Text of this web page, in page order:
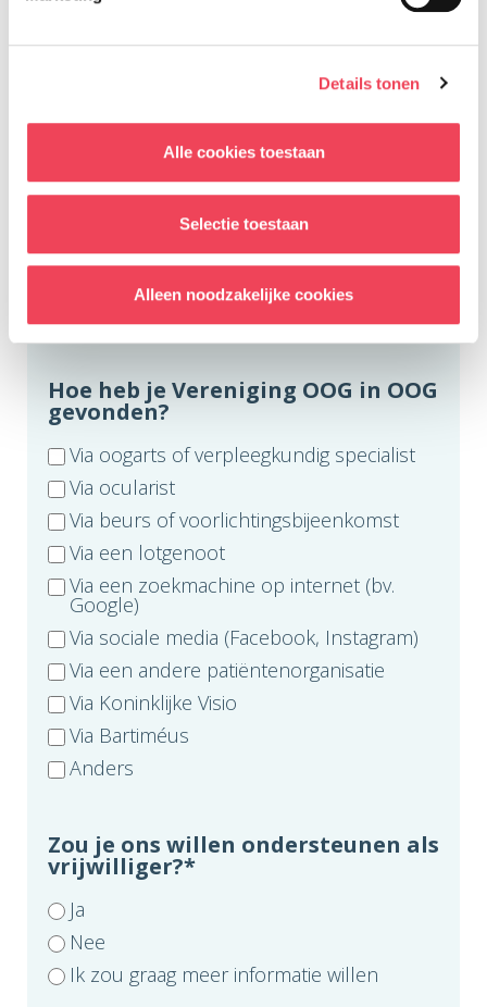
Details tonen
Alle cookies toestaan
Selectie toestaan
Alleen noodzakelijke cookies
Wil je de maandelijkse
Hoe wil je ons magazine
ontvangen?*
Hoe heb je Vereniging OOG in OOG
gevonden?
Via oogarts of verpleegkundig specialist
Via ocularist
Via beurs of voorlichtingsbijeenkomst
Via een lotgenoot
Via een zoekmachine op internet (bv.
Google)
Via sociale media (Facebook, Instagram)
Via een andere patiëntenorganisatie
Via Koninklijke Visio
Via Bartiméus
Anders
Zou je ons willen ondersteunen als
vrijwilliger?*
Ja
Nee
Ik zou graag meer informatie willen